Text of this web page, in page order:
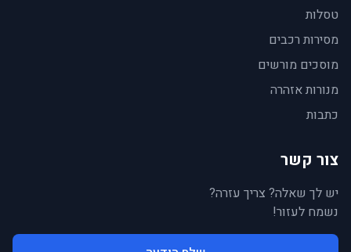
טסלות
מסירות רכבים
מוסכים מורשים
מנורות אזהרה
כתבות
צור קשר
יש לך שאלה? צריך עזרה?
נשמח לעזור!